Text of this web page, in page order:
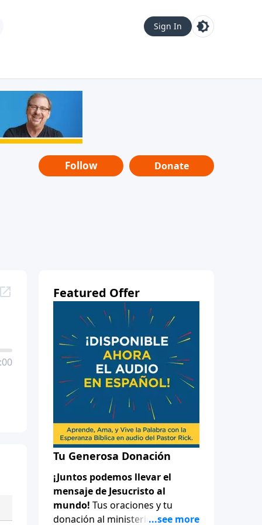
Sign In
Follow Donate
Featured Offer
Tu Generosa Donación
¡Juntos podemos llevar el
mensaje de Jesucristo al
mundo! Tus oraciones y tu
donación al ministerio de